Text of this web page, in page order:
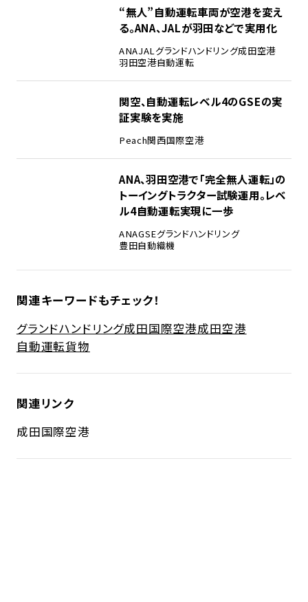
“無人”自動運転車両が空港を変え
る。ANA、JALが羽田などで実用化
ANAJALグランドハンドリング成田空港
羽田空港自動運転
関空、自動運転レベル4のGSEの実
証実験を実施
Peach関西国際空港
ANA、羽田空港で「完全無人運転」の
トーイングトラクター試験運用。レベ
ル4自動運転実現に一歩
ANAGSEグランドハンドリング
豊田自動織機
関連キーワードもチェック！
グランドハンドリング成田国際空港成田空港
自動運転貨物
関連リンク
成田国際空港